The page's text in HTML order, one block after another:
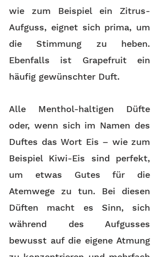
wie zum Beispiel ein Zitrus-
Aufguss, eignet sich prima, um
die Stimmung zu heben.
Ebenfalls ist Grapefruit ein
häufig gewünschter Duft.
Alle Menthol-haltigen Düfte
oder, wenn sich im Namen des
Duftes das Wort Eis – wie zum
Beispiel Kiwi-Eis sind perfekt,
um etwas Gutes für die
Atemwege zu tun. Bei diesen
Düften macht es Sinn, sich
während des Aufgusses
bewusst auf die eigene Atmung